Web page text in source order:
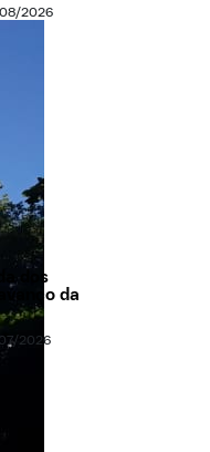
2026
dos
da
2026